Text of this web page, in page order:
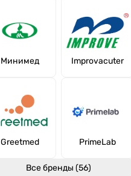
Минимед Improvacuter
Greetmed PrimeLab
Все бренды (56)